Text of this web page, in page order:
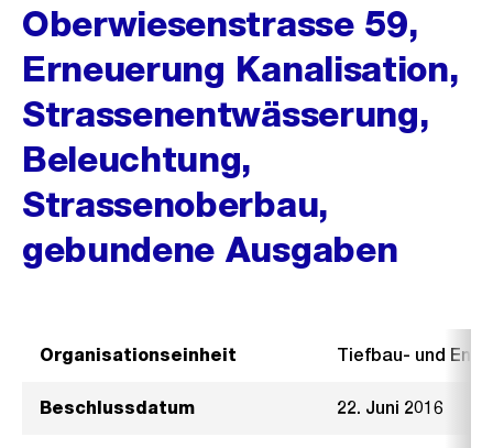
Oberwiesenstrasse 59,
Erneuerung Kanalisation,
Strassenentwässerung,
Beleuchtung,
Strassenoberbau,
gebundene Ausgaben
Organisationseinheit Tiefbau- und
Beschlussdatum 22. Juni 2016